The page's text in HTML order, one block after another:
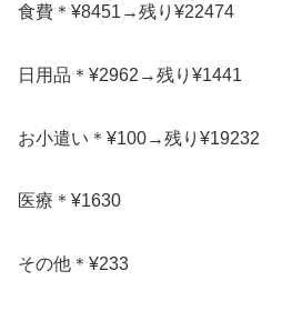
食費＊¥8451→残り¥22474
日用品＊¥2962→残り¥1441
お小遣い＊¥100→残り¥19232
医療＊¥1630
その他＊¥233